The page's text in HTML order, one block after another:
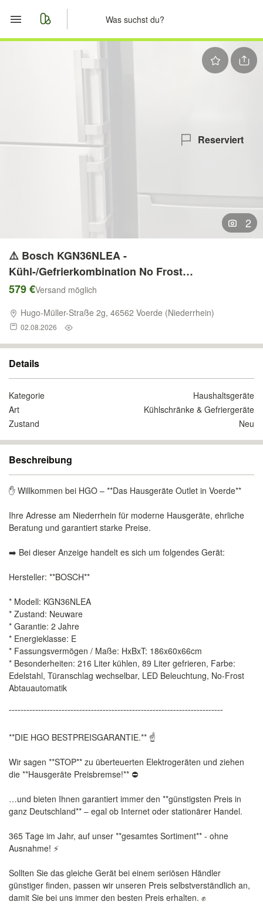
Anzeige aufgeben
Reserviert
2
⚠️ Bosch KGN36NLEA -
Kühl-/Gefrierkombination No Frost
Abtauautomatik - 186x60cm Grau Silber
Kühlkombination Kühlombi
579 €Versand möglich
Hugo-Müller-Straße 2g, 46562 Voerde (Niederrhein)
02.08.2026
Details
Kategorie
Haushaltsgeräte
Art
Kühlschränke & Gefriergeräte
Zustand
Neu
Beschreibung
✋ Willkommen bei HGO – **Das Hausgeräte Outlet in Voerde**
Ihre Adresse am Niederrhein für moderne Hausgeräte, ehrliche
Beratung und garantiert starke Preise.
➡️ Bei dieser Anzeige handelt es sich um folgendes Gerät:
Hersteller: **BOSCH**
* Modell: KGN36NLEA
* Zustand: Neuware
* Garantie: 2 Jahre
* Energieklasse: E
* Fassungsvermögen / Maße: HxBxT: 186x60x66cm
* Besonderheiten: 216 Liter kühlen, 89 Liter gefrieren, Farbe:
Edelstahl, Türanschlag wechselbar, LED Beleuchtung, No-Frost
Abtauautomatik
¯¯¯¯¯¯¯¯¯¯¯¯¯¯¯¯¯¯¯¯¯¯¯¯¯¯¯¯¯¯¯¯¯¯¯¯¯¯¯¯¯¯¯¯¯¯¯¯¯¯¯¯¯¯¯¯¯¯¯¯¯¯¯¯¯¯¯¯¯¯¯¯¯
**DIE HGO BESTPREISGARANTIE.** ☝️
Wir sagen **STOP** zu überteuerten Elektrogeräten und ziehen
die **Hausgeräte Preisbremse!** ⛔️
…und bieten Ihnen garantiert immer den **günstigsten Preis in
ganz Deutschland** – egal ob Internet oder stationärer Handel.
365 Tage im Jahr, auf unser **gesamtes Sortiment** - ohne
Ausnahme! ⚡️
Sollten Sie das gleiche Gerät bei einem seriösen Händler
günstiger finden, passen wir unseren Preis selbstverständlich an,
damit Sie bei uns immer den besten Preis erhalten. ✊